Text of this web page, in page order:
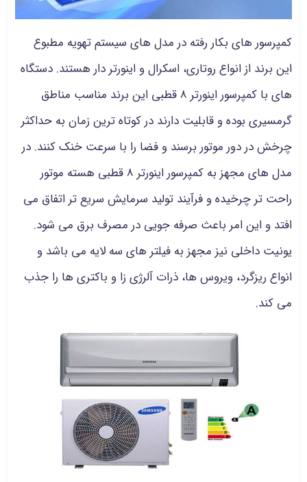
کمپرسور های بکار رفته در مدل های سیستم تهویه مطبوع
این برند از انواع روتاری، اسکرال و اینورتر دار هستند. دستگاه
های با کمپرسور اینورتر 8 قطبی این برند مناسب مناطق
گرمسیری بوده و قابلیت دارند در کوتاه ترین زمان به حداکثر
چرخش در دور موتور برسند و فضا را با سرعت خنک کنند. در
مدل های مجهز به کمپرسور اینورتر 8 قطبی هسته موتور
راحت تر چرخیده و فرآیند تولید سرمایش سریع تر اتفاق می
افتد و این امر باعث صرفه جویی در مصرف برق می شود.
یونیت داخلی نیز مجهز به فیلتر های سه لایه می باشد و
انواع ریزگرد، ویروس ها، ذرات آلرژی زا و باکتری ها را جذب
می کند.